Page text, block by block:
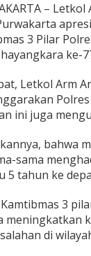
–
3 Pilar
ke-
Letkol Arm
ini juga
bahwa
sama
5 tahun ke
3
meningkatkan
di